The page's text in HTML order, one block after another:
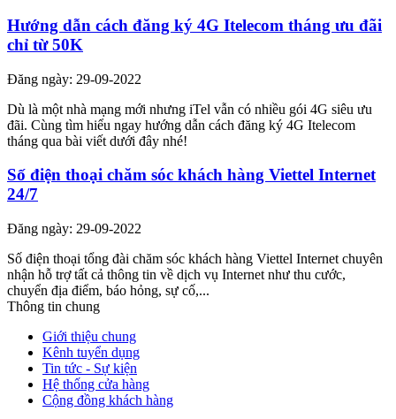
Hướng dẫn cách đăng ký 4G Itelecom tháng ưu đãi
chỉ từ 50K
Đăng ngày: 29-09-2022
Dù là một nhà mạng mới nhưng iTel vẫn có nhiều gói 4G siêu ưu
đãi. Cùng tìm hiểu ngay hướng dẫn cách đăng ký 4G Itelecom
tháng qua bài viết dưới đây nhé!
Số điện thoại chăm sóc khách hàng Viettel Internet
24/7
Đăng ngày: 29-09-2022
Số điện thoại tổng đài chăm sóc khách hàng Viettel Internet chuyên
nhận hỗ trợ tất cả thông tin về dịch vụ Internet như thu cước,
chuyển địa điểm, báo hỏng, sự cố,...
Thông tin chung
Giới thiệu chung
Kênh tuyển dụng
Tin tức - Sự kiện
Hệ thống cửa hàng
Cộng đồng khách hàng